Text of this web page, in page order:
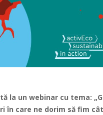
la un webinar cu tema:
în care ne dorim să fim